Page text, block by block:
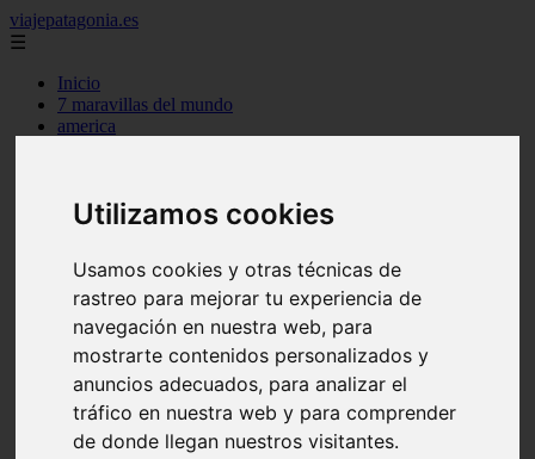
Utilizamos cookies
Usamos cookies y otras técnicas de
rastreo para mejorar tu experiencia de
navegación en nuestra web, para
mostrarte contenidos personalizados y
anuncios adecuados, para analizar el
tráfico en nuestra web y para comprender
de donde llegan nuestros visitantes.
viajepatagonia.es
☰
Inicio
7 maravillas del mundo
america
c cordoba
c mendoza
c neuquen
c provincias
c rio negro
c santa fe
c tierra de fuego
c tucuman
c zona austral
carmen